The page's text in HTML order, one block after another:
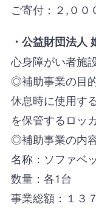
ご寄付：２,００
・公益財団法
心身障がい者施
◎補助事業の目
休息時に使用す
を保管するロッ
◎補助事業の内
名称：ソファベ
数量：各1台
事業総額：１３